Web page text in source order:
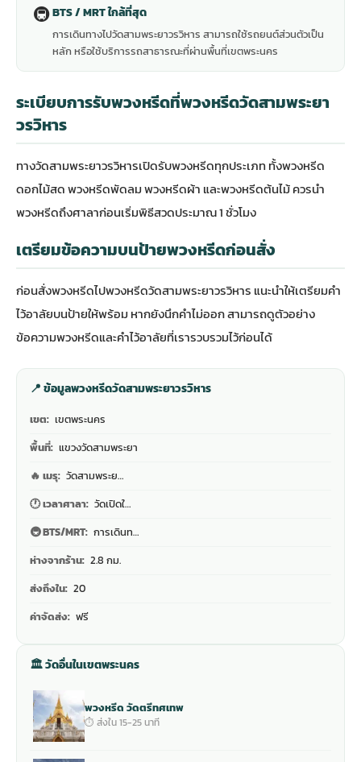
🚇BTS / MRT ใกล้ที่สุด
การเดินทางไปวัดสามพระยาวรวิหาร สามารถใช้รถยนต์ส่วนตัวเป็น
หลัก หรือใช้บริการรถสาธารณะที่ผ่านพื้นที่เขตพระนคร
ระเบียบการรับพวงหรีดที่พวงหรีดวัดสามพระยา
วรวิหาร
ทางวัดสามพระยาวรวิหารเปิดรับพวงหรีดทุกประเภท ทั้งพวงหรีด
ดอกไม้สด พวงหรีดพัดลม พวงหรีดผ้า และพวงหรีดต้นไม้ ควรนำ
พวงหรีดถึงศาลาก่อนเริ่มพิธีสวดประมาณ 1 ชั่วโมง
เตรียมข้อความบนป้ายพวงหรีดก่อนสั่ง
ก่อนสั่งพวงหรีดไปพวงหรีดวัดสามพระยาวรวิหาร แนะนำให้เตรียมคำ
ไว้อาลัยบนป้ายให้พร้อม หากยังนึกคำไม่ออก สามารถดูตัวอย่าง
ข้อความพวงหรีดและคำไว้อาลัยที่เรารวบรวมไว้ก่อนได้
📍 ข้อมูลพวงหรีดวัดสามพระยาวรวิหาร
เขต: เขตพระนคร
พื้นที่: แขวงวัดสามพระยา
🔥 เมรุ: วัดสามพระย…
🕐 เวลาศาลา: วัดเปิดใ…
🚇 BTS/MRT: การเดินท…
ห่างจากร้าน: 2.8 กม.
ส่งถึงใน: 20
ค่าจัดส่ง: ฟรี
🏛 วัดอื่นในเขตพระนคร
พวงหรีด วัดตรีทศเทพ
⏱ ส่งใน 15-25 นาที